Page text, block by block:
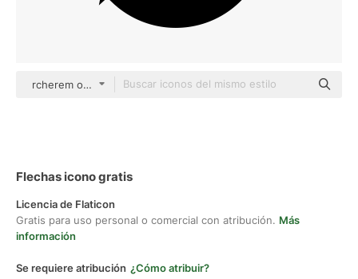
rcherem outline
Flechas icono gratis
Licencia de Flaticon
Gratis para uso personal o comercial con atribución. Más
información
Se requiere atribución ¿Cómo atribuir?